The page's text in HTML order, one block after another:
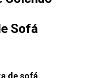
Sofá
de sofá